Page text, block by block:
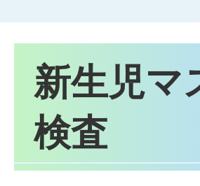
新生児マ
検査